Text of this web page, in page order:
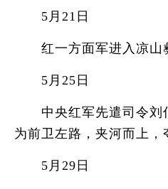
5月21日
红一方面军进入凉山彝
5月25日
中央红军先遣司令刘伯
为前卫左路，夹河而上，
5月29日